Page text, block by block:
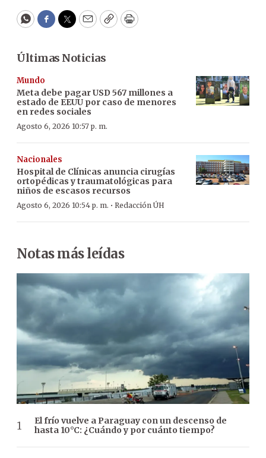
WhatsApp
Facebook
Twitter
EmailCopyPrint
Últimas Noticias
Mundo
Meta debe pagar USD 567 millones a
estado de EEUU por caso de menores
en redes sociales
Agosto 6, 2026 10:57 p. m.
Nacionales
Hospital de Clínicas anuncia cirugías
ortopédicas y traumatológicas para
niños de escasos recursos
Agosto 6, 2026 10:54 p. m. · Redacción ÚH
Notas más leídas
El frío vuelve a Paraguay con un descenso de
hasta 10°C: ¿Cuándo y por cuánto tiempo?